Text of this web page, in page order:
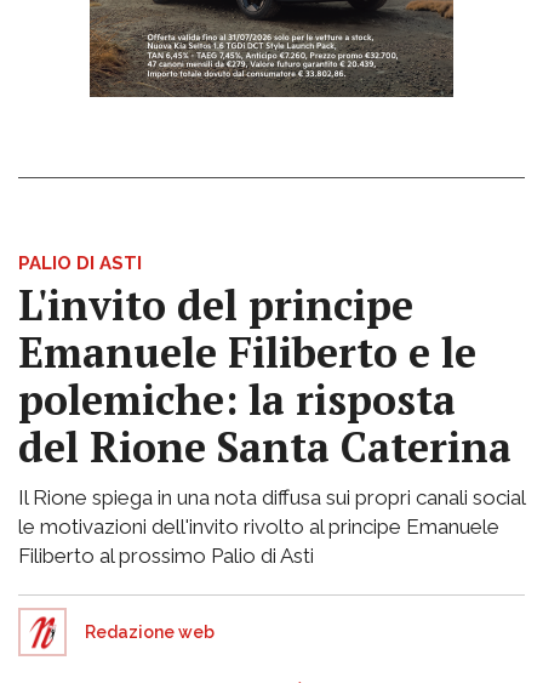
PALIO DI ASTI
L'invito del principe
Emanuele Filiberto e le
polemiche: la risposta
del Rione Santa Caterina
Il Rione spiega in una nota diffusa sui propri canali social
le motivazioni dell'invito rivolto al principe Emanuele
Filiberto al prossimo Palio di Asti
Redazione web